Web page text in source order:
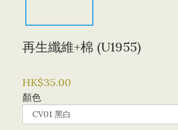
再生纖維+棉 (U1955)
HK$35.00
顏色